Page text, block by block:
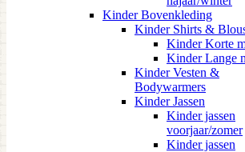
Kinder Bovenkleding
Kinder Shirts &
Kinder Korte
Kinder Lange
Kinder Vesten &
Bodywarmers
Kinder Jassen
Kinder jassen
voorjaar/zomer
Kinder jassen